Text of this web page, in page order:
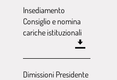
Insediamento
Consiglio e nomina
cariche istituzionali
Dimissioni Presidente